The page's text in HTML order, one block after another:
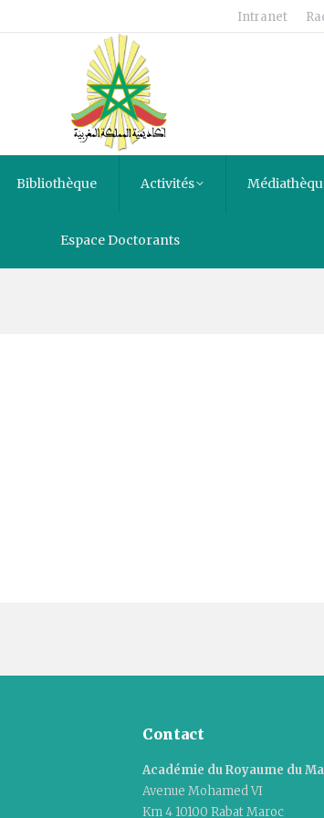
Intranet
Bibliothèque Activités
Espace Doctorants
Contact
Académie du Royaume du
Avenue Mohamed VI
Km 4 10100 Rabat Maroc